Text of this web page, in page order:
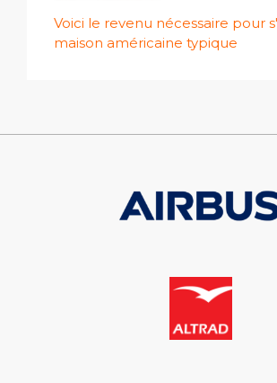
Voici le revenu nécessaire pour
maison américaine typique